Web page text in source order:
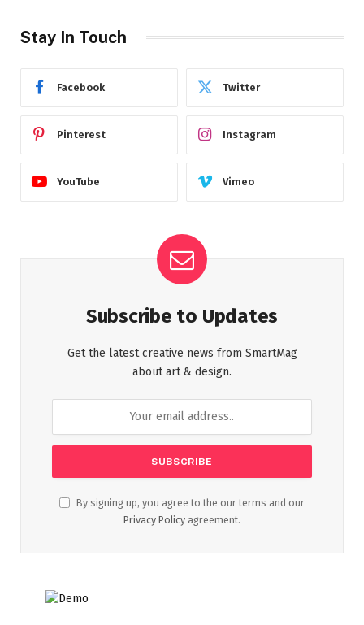
Stay In Touch
Facebook Twitter
Pinterest Instagram
YouTube Vimeo
Subscribe to Updates
Get the latest creative news from SmartMag
about art & design.
By signing up, you agree to the our terms and our
Privacy Policy agreement.